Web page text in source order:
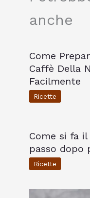
anche
Come
Caffè Della
Facilmente
Ricette
Come si fa
passo dopo
Ricette